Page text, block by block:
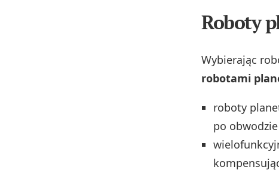
Roboty
Wybierając
robotami
roboty
po